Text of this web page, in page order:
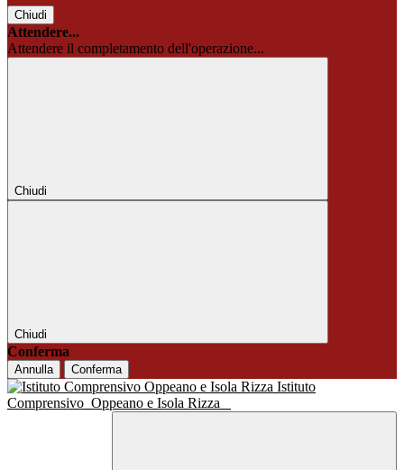
Chiudi
Attendere...
Attendere il completamento dell'operazione...
Chiudi
Chiudi
Conferma
Annulla Conferma
Istituto
Comprensivo Oppeano e Isola Rizza